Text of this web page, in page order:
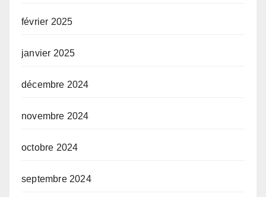
février 2025
janvier 2025
décembre 2024
novembre 2024
octobre 2024
septembre 2024